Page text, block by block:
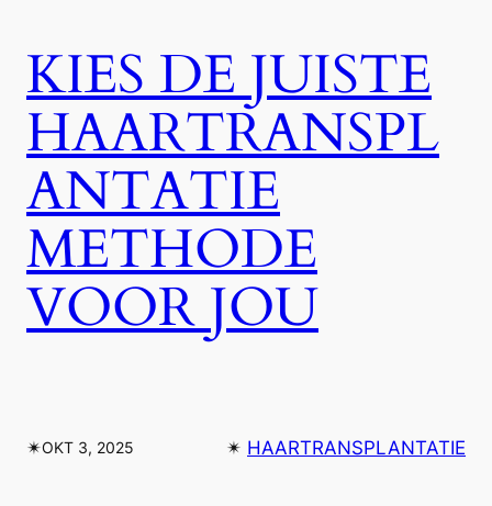
KIES DE JUISTE
HAARTRANSPL
ANTATIE
METHODE
VOOR JOU
✴︎OKT 3, 2025 ✴︎ HAARTRANSPLANTATIE